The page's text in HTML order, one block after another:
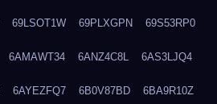
69LSOT1W 69PLXGPN 69S53RP0
6AMAWT34 6ANZ4C8L 6AS3LJQ4
6AYEZFQ7 6B0V87BD 6BA9R10Z